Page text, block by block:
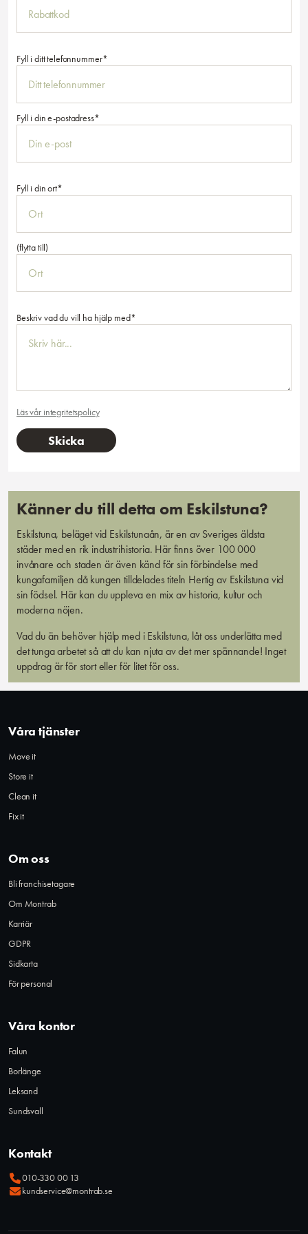
Fyll i ditt telefonnummer*
Fyll i din e-postadress*
Fyll i din ort*
(flytta till)
Beskriv vad du vill ha hjälp med*
Läs vår integritetspolicy
Känner du till detta om Eskilstuna?
Eskilstuna, beläget vid Eskilstunaån, är en av Sveriges äldsta
städer med en rik industrihistoria. Här finns över 100 000
invånare och staden är även känd för sin förbindelse med
kungafamiljen då kungen tilldelades titeln Hertig av Eskilstuna vid
sin födsel. Här kan du uppleva en mix av historia, kultur och
moderna nöjen.
Vad du än behöver hjälp med i Eskilstuna, låt oss underlätta med
det tunga arbetet så att du kan njuta av det mer spännande! Inget
uppdrag är för stort eller för litet för oss.
Våra tjänster
Move it
Store it
Clean it
Fix it
Om oss
Bli franchisetagare
Om Montrab
Karriär
GDPR
Sidkarta
För personal
Våra kontor
Falun
Borlänge
Leksand
Sundsvall
Kontakt
010-330 00 13
kundservice@montrab.se